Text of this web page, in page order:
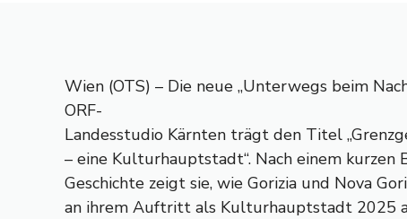
Wien (OTS) – Die neue „Unterwegs beim
ORF-
Landesstudio Kärnten trägt den Titel
– eine Kulturhauptstadt“. Nach einem kurzen
Geschichte zeigt sie, wie Gorizia und Nova
an ihrem Auftritt als Kulturhauptstadt 2025